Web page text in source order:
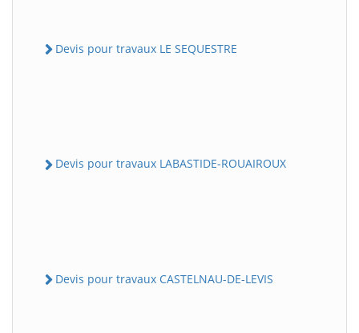
Devis pour travaux LE SEQUESTRE
Devis pour travaux LABASTIDE-ROUAIROUX
Devis pour travaux CASTELNAU-DE-LEVIS